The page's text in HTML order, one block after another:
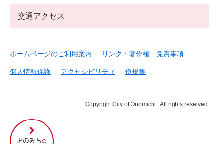
尾
道
交通アクセス
ホームページのご利用案内 リンク・著作権・免責事項
個人情報保護 アクセシビリティ 例規集
Copyright City of Onomichi . All rights reserved.